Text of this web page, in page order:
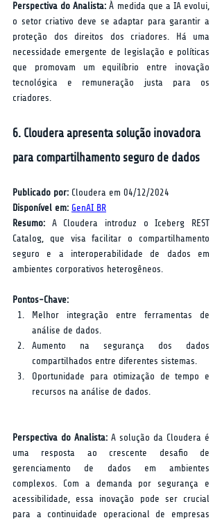
Perspectiva do Analista: À medida que a IA evolui,
o setor criativo deve se adaptar para garantir a
proteção dos direitos dos criadores. Há uma
necessidade emergente de legislação e políticas
que promovam um equilíbrio entre inovação
tecnológica e remuneração justa para os
criadores.
6. Cloudera apresenta solução inovadora
para compartilhamento seguro de dados
Publicado por: Cloudera em 04/12/2024
Disponível em: GenAI BR
Resumo: A Cloudera introduz o Iceberg REST
Catalog, que visa facilitar o compartilhamento
seguro e a interoperabilidade de dados em
ambientes corporativos heterogêneos.
Pontos-Chave:
Melhor integração entre ferramentas de
análise de dados.
Aumento na segurança dos dados
compartilhados entre diferentes sistemas.
Oportunidade para otimização de tempo e
recursos na análise de dados.
Perspectiva do Analista: A solução da Cloudera é
uma resposta ao crescente desafio de
gerenciamento de dados em ambientes
complexos. Com a demanda por segurança e
acessibilidade, essa inovação pode ser crucial
para a continuidade operacional de empresas